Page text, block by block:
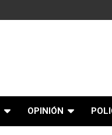
OPINIÓN